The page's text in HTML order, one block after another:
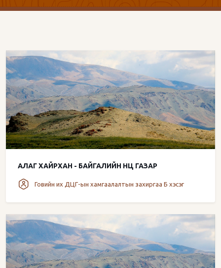
АЛАГ ХАЙРХАН - БАЙГАЛИЙН НӨӨЦ ГАЗАР
Говийн их ДЦГ-ын хамгаалалтын захиргаа Б хэсэг